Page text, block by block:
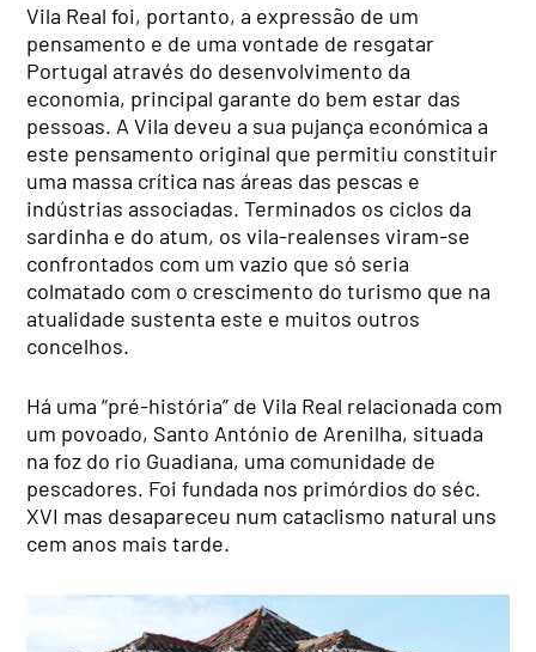
Vila Real foi, portanto, a expressão de um
pensamento e de uma vontade de resgatar
Portugal através do desenvolvimento da
economia, principal garante do bem estar das
pessoas. A Vila deveu a sua pujança económica a
este pensamento original que permitiu constituir
uma massa crítica nas áreas das pescas e
indústrias associadas. Terminados os ciclos da
sardinha e do atum, os vila-realenses viram-se
confrontados com um vazio que só seria
colmatado com o crescimento do turismo que na
atualidade sustenta este e muitos outros
concelhos.
Há uma “pré-história” de Vila Real relacionada com
um povoado, Santo António de Arenilha, situada
na foz do rio Guadiana, uma comunidade de
pescadores. Foi fundada nos primórdios do séc.
XVI mas desapareceu num cataclismo natural uns
cem anos mais tarde.